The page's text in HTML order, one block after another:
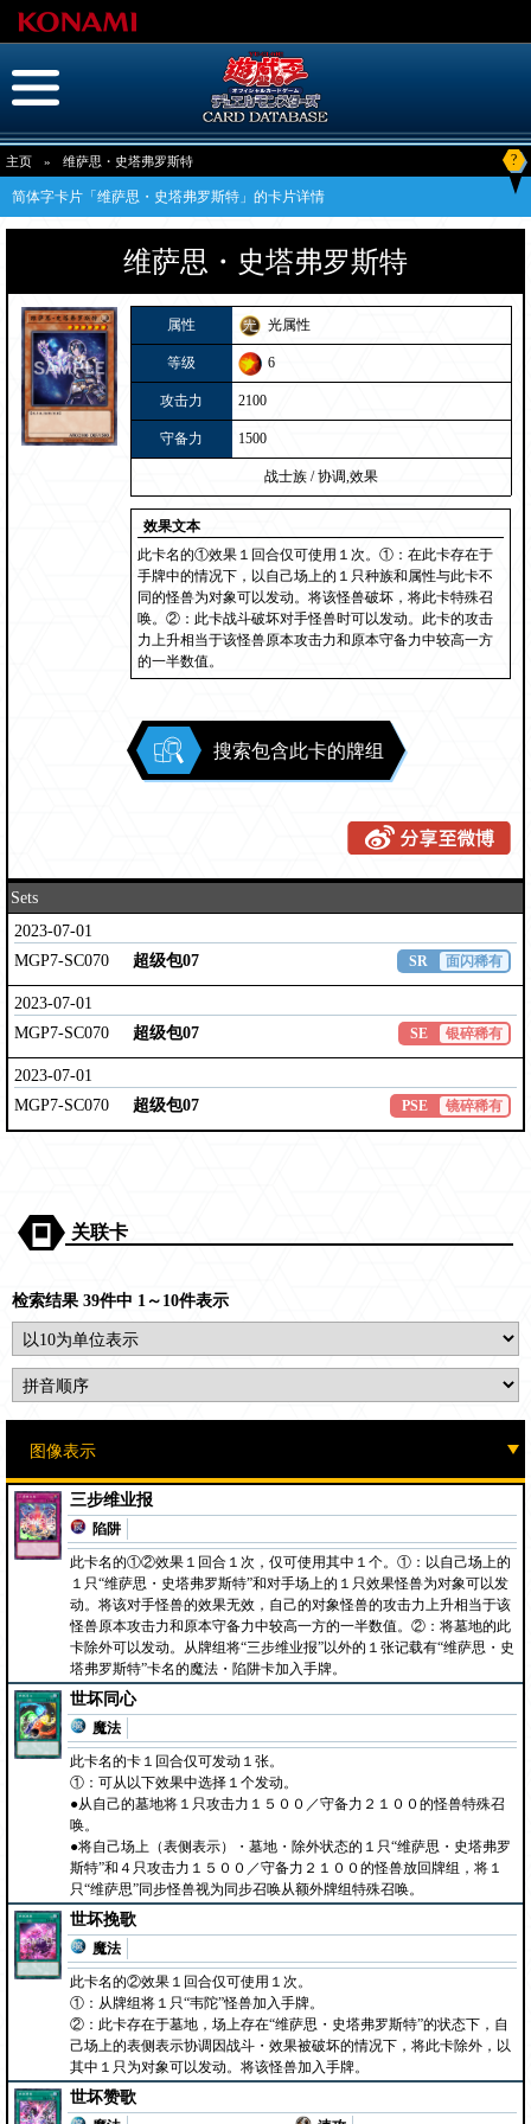
主页 » 维萨思・史塔弗罗斯特 ?
简体字卡片「维萨思・史塔弗罗斯特」的卡片详情
维萨思・史塔弗罗斯特
属性 光属性
等级 6
攻击力 2100
守备力 1500
战士族 / 协调,效果
效果文本
此卡名的①效果１回合仅可使用１次。①：在此卡存在于
手牌中的情况下，以自己场上的１只种族和属性与此卡不
同的怪兽为对象可以发动。将该怪兽破坏，将此卡特殊召
唤。②：此卡战斗破坏对手怪兽时可以发动。此卡的攻击
力上升相当于该怪兽原本攻击力和原本守备力中较高一方
的一半数值。
搜索包含此卡的牌组
Sets
2023-07-01
MGP7-SC070
超级包07 SR 面闪稀有
2023-07-01
MGP7-SC070
超级包07 SE 银碎稀有
2023-07-01
MGP7-SC070
超级包07 PSE 镜碎稀有
关联卡
检索结果 39件中 1～10件表示
三步维业报
陷阱
此卡名的①②效果１回合１次，仅可使用其中１个。①：以自己场上的
１只“维萨思・史塔弗罗斯特”和对手场上的１只效果怪兽为对象可以发
动。将该对手怪兽的效果无效，自己的对象怪兽的攻击力上升相当于该
怪兽原本攻击力和原本守备力中较高一方的一半数值。②：将墓地的此
卡除外可以发动。从牌组将“三步维业报”以外的１张记载有“维萨思・史
塔弗罗斯特”卡名的魔法・陷阱卡加入手牌。
世坏同心
魔法
此卡名的卡１回合仅可发动１张。
①：可从以下效果中选择１个发动。
●从自己的墓地将１只攻击力１５００／守备力２１００的怪兽特殊召
唤。
●将自己场上（表侧表示）・墓地・除外状态的１只“维萨思・史塔弗罗
斯特”和４只攻击力１５００／守备力２１００的怪兽放回牌组，将１
只“维萨思”同步怪兽视为同步召唤从额外牌组特殊召唤。
世坏挽歌
魔法
此卡名的②效果１回合仅可使用１次。
①：从牌组将１只“韦陀”怪兽加入手牌。
②：此卡存在于墓地，场上存在“维萨思・史塔弗罗斯特”的状态下，自
己场上的表侧表示协调因战斗・效果被破坏的情况下，将此卡除外，以
其中１只为对象可以发动。将该怪兽加入手牌。
世坏赞歌